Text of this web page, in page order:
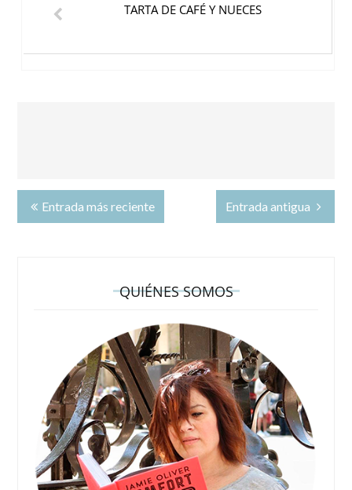
TARTA DE CAFÉ Y NUECES
Entrada más reciente Entrada antigua
QUIÉNES SOMOS